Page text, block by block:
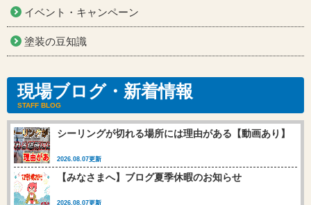
イベント・キャンペーン
塗装の豆知識
現場ブログ・新着情報
STAFF BLOG
シーリングが切れる場所には理由がある【動画あり】
2026.08.07更新
【みなさまへ】ブログ夏季休暇のお知らせ
2026.08.07更新